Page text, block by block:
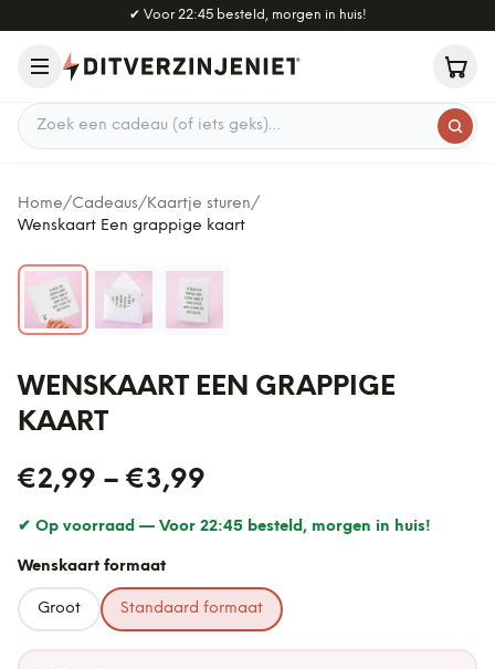
Naar hoofdinhoud
✔ Voor 22:45 besteld, morgen in huis!
Zoek een cadeau
Home/Cadeaus/Kaartje sturen/
Wenskaart Een grappige kaart
WENSKAART EEN GRAPPIGE
KAART
€2,99 – €3,99
✔ Op voorraad — Voor 22:45 besteld, morgen in huis!
Wenskaart formaat
Groot Standaard formaat